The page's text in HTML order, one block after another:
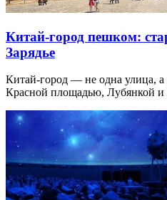
Китай-город пешком:
Зарядье
Китай-город — не одна улица,
Красной площадью, Лубянкой и